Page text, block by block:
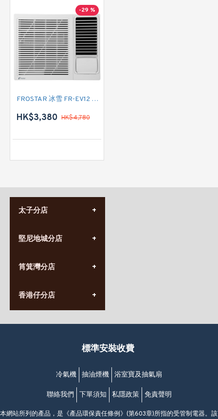
-29 %
FROSTAR 冰雪 FR-EV12 匹半 淨冷型 窗口式冷氣機
HK$3,380 HK$4,780
太子分店
營業時間:
九龍太子太子道西141號
堅尼地城分店
營業時間:
香港堅尼地城卑路乍街
(堅尼地城地鐵站B出口)
筲箕灣分店
營業時間:
(10:00am-20:30pm)
香港仔分店
營業時間:
香港香港仔成都道20-28號
(黃竹坑地鐵站轉4M專線小巴)
標準安裝收費
冷氣機 抽油煙機 浴室寶及抽氣扇
聯絡我們 下單須知 私隱政策 免責聲明
本網站所列的產品，是《產品環保責任條例》(第603章)所指的受管制電器。該